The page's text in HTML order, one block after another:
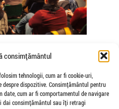
consimțământul
tehnologii, cum ar fi cookie-uri,
dispozitive. Consimțământul pentru
date, cum ar fi comportamentul de navigare
dai consimțământul sau îți retragi
de coregrafele
De Piante